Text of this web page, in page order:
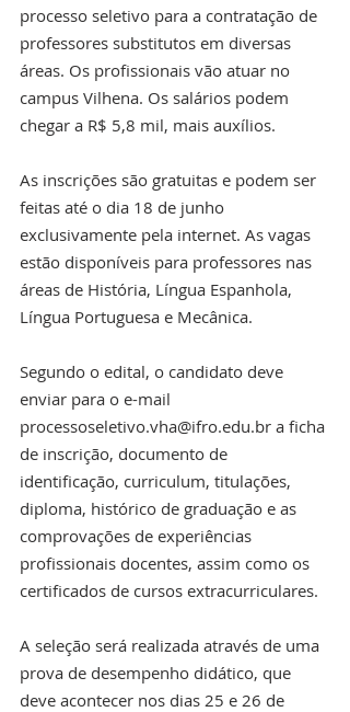
processo seletivo para a contratação de
professores substitutos em diversas
áreas. Os profissionais vão atuar no
campus Vilhena. Os salários podem
chegar a R$ 5,8 mil, mais auxílios.
As inscrições são gratuitas e podem ser
feitas até o dia 18 de junho
exclusivamente pela internet. As vagas
estão disponíveis para professores nas
áreas de História, Língua Espanhola,
Língua Portuguesa e Mecânica.
Segundo o edital, o candidato deve
enviar para o e-mail
processoseletivo.vha@ifro.edu.br a ficha
de inscrição, documento de
identificação, curriculum, titulações,
diploma, histórico de graduação e as
comprovações de experiências
profissionais docentes, assim como os
certificados de cursos extracurriculares.
A seleção será realizada através de uma
prova de desempenho didático, que
deve acontecer nos dias 25 e 26 de